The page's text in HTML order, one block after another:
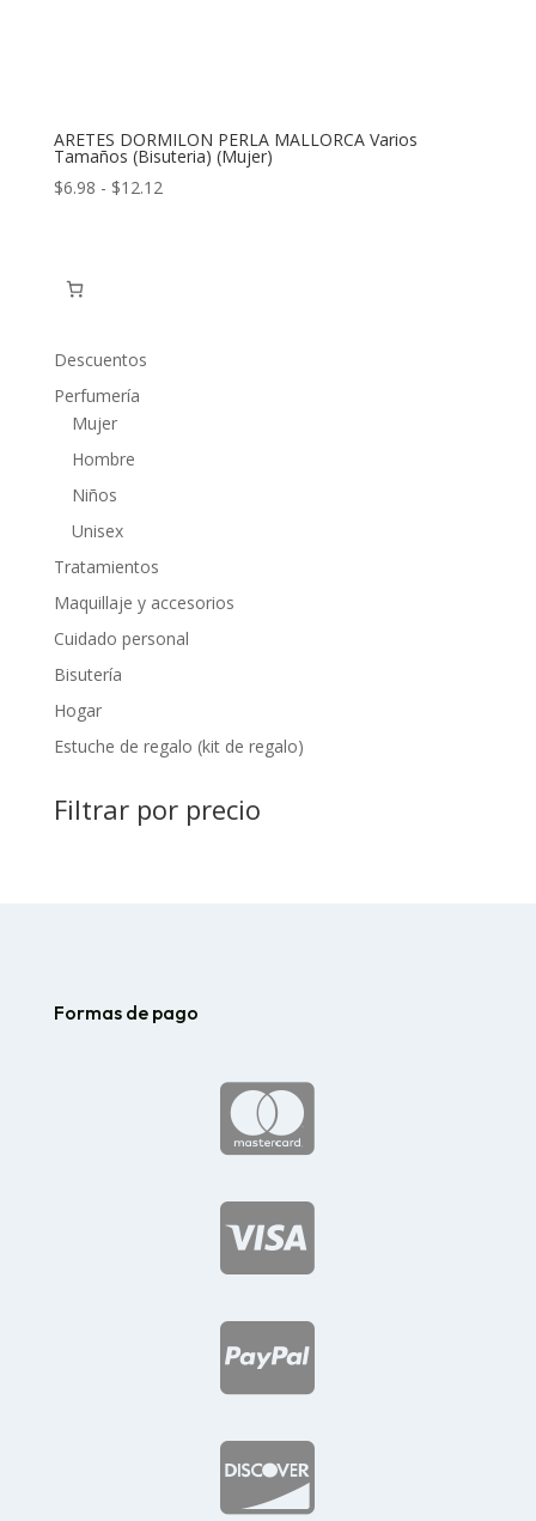
ARETES DORMILON PERLA MALLORCA Varios
Tamaños (Bisuteria) (Mujer)
$6.98 - $12.12Rango
Descuentos
Perfumería
Mujer
Hombre
Niños
Unisex
Tratamientos
Maquillaje y accesorios
Cuidado personal
Bisutería
Hogar
Estuche de regalo (kit de regalo)
Filtrar por precio
Formas de pago



